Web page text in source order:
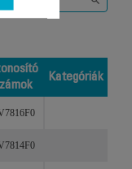
Kategóriák